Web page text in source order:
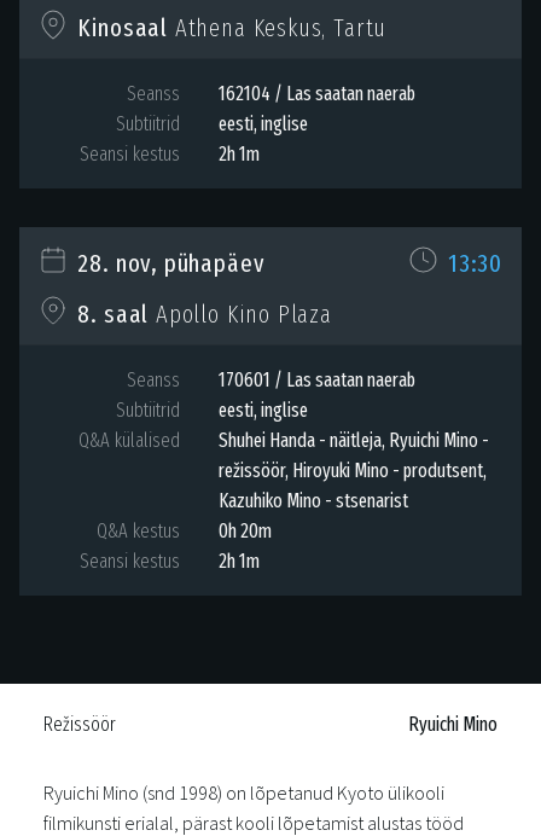
Režissöör Ryuichi Mino
Ryuichi Mino (snd 1998) on lõpetanud Kyoto ülikooli
filmikunsti erialal, pärast kooli lõpetamist alustas tööd
Kinosaal Athena Keskus, Tartu
Seanss
162104 / Las saatan naerab
Subtiitrid
eesti, inglise
Seansi kestus
2h 1m
28. nov, pühapäev
13:30
8. saal Apollo Kino Plaza
Seanss
170601 / Las saatan naerab
Subtiitrid
eesti, inglise
Q&A külalised
Shuhei Handa - näitleja, Ryuichi Mino -
režissöör, Hiroyuki Mino - produtsent,
Kazuhiko Mino - stsenarist
Q&A kestus
0h 20m
Seansi kestus
2h 1m